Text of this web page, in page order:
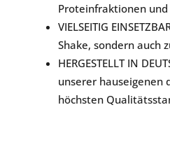
Proteinfraktionen
VIELSEITIG
Shake, sondern auch
HERGESTELLT IN
unserer hauseigenen
höchsten